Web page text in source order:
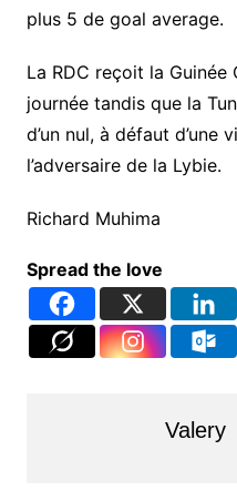
plus 5 de goal average.
La RDC reçoit la
journée tandis que la
d’un nul, à défaut
l’adversaire de la Lybie.
Richard Muhima
Spread the love
Valery